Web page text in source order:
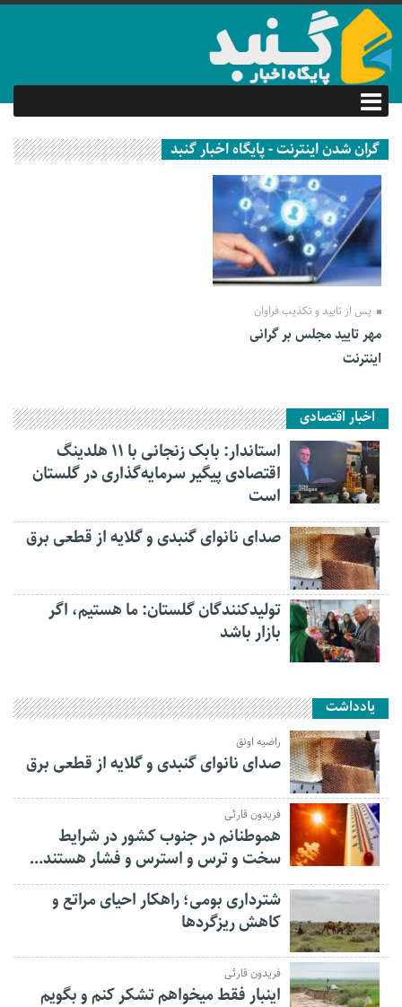
گران شدن اینترنت - پایگاه اخبار گنبد
16 اسفند 1399
پس از تایید و تکذیب فراوان
مهر تایید مجلس بر گرانی
اینترنت
اخبار اقتصادی
استاندار: بابک زنجانی با ۱۱ هلدینگ
اقتصادی پیگیر سرمایه‌گذاری در گلستان
است
صدای نانوای گنبدی و گلایه از قطعی برق
تولیدکنندگان گلستان: ما هستیم، اگر
بازار باشد
یادداشت
راضیه اونق
صدای نانوای گنبدی و گلایه از قطعی برق
فریدون قارئی
هموطنانم در جنوب کشور در شرایط
سخت و ترس و استرس و فشار هستند…
شترداری بومی؛ راهکار احیای مراتع و
کاهش ریزگردها
فریدون قارئی
اینبار فقط میخواهم تشکر کنم و بگویم